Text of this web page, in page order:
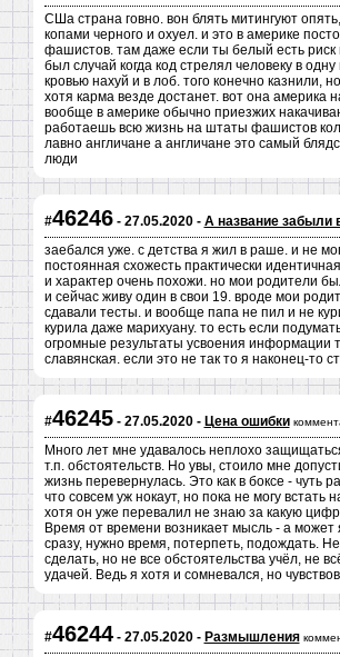
СШа страна говно. вон блять митингуют
копами черного и охуел. и это в америке
фашистов. там даже если ты белый есть риск
был случай когда код стрелял человеку в
кровью нахуй и в лоб. того конечно казнили,
хотя карма везде достанет. вот она америка
вообще в америке обычно приезжих
работаешь всю жизнь на штаты фашистов
лавно англичане а англичане это самый
люди
#46246- 27.05.2020 - А название забыли
заебался уже. с детства я жил в раше. и не
постоянная схожесть практически
и характер очень похожи. но мои родители
и сейчас живу один в свои 19. вроде мои
сдавали тесты. и вообще папа не пил и не
курила даже марихуану. то есть если
огромные результаты усвоения информации
славянская. если это не так то я наконец-то
#46245- 27.05.2020 - Цена ошибки
Много лет мне удавалось неплохо
т.п. обстоятельств. Но увы, стоило мне
жизнь перевернулась. Это как в боксе - чуть
что совсем уж нокаут, но пока не могу
хотя он уже перевалил не знаю за какую
Время от времени возникает мысль - а
сразу, нужно время, потерпеть, подождать.
сделать, но не все обстоятельства учёл, не
удачей. Ведь я хотя и сомневался, но
#46244- 27.05.2020 - Размышления